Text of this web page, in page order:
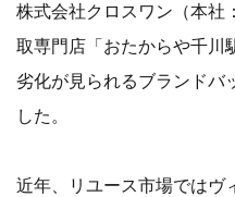
株式会社クロスワン（本社
取専門店「おたからや千川
劣化が見られるブランドバ
した。
近年、リユース市場ではヴ